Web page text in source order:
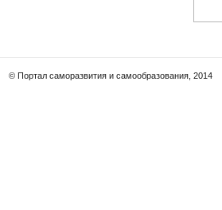
© Портал саморазвития и самообразования, 2014